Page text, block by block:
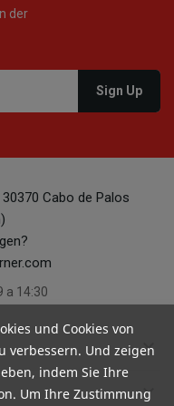
der
Cabo de Palos
a 14:30
keyboard_arrow_down
keyboard_arrow_down
und Cookies von
verbessern. Und zeigen
indem Sie Ihre
Um Ihre Zustimmung